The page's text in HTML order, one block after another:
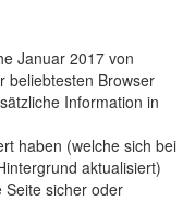
Januar 2017 von
beliebtesten Browser
Information in
haben (welche sich bei
aktualisiert)
Seite sicher oder